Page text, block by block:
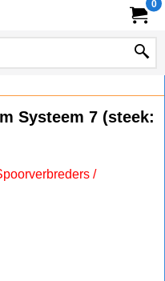
0
Systeem 7 (steek:
/